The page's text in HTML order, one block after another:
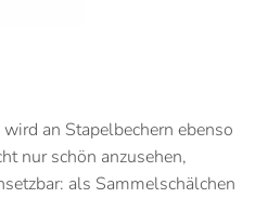
an Stapelbechern ebenso
nur schön anzusehen,
als Sammelschälchen